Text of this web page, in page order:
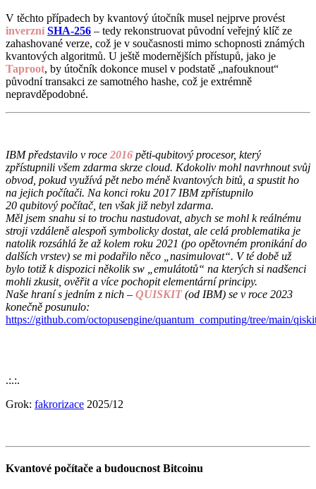
V těchto případech by kvantový útočník musel nejprve provést
inverzníSHA-256 – tedy rekonstruovat původní veřejný klíč ze
zahashované verze, což je v současnosti mimo schopnosti známých
kvantových algoritmů. U ještě modernějších přístupů, jako je
Taproot, by útočník dokonce musel v podstatě „nafouknout“
původní transakci ze samotného hashe, což je extrémně
nepravděpodobné.
IBM představilo v roce 2016 pěti-qubitový procesor, který
zpřístupnili všem zdarma skrze cloud. Kdokoliv mohl navrhnout svůj
obvod, pokud využívá pět nebo méně kvantových bitů, a spustit ho
na jejich počítači. Na konci roku 2017 IBM zpřístupnilo
20 qubitový počítač, ten však již nebyl zdarma.
Měl jsem snahu si to trochu nastudovat, abych se mohl k reálnému
stroji vzdáleně alespoň symbolicky dostat, ale celá problematika je
natolik rozsáhlá že až kolem roku 2021 (po opětovném pronikání do
dalších vrstev) se mi podařilo něco „nasimulovat“. V té době už
bylo totiž k dispozici několik sw „emulátotů“ na kterých si nadšenci
mohli zkusit, ověřit a více pochopit elementární principy.
Naše hraní s jedním z nich – QUISKIT(od IBM) se v roce 2023
konečně posunulo:
https://github.com/octopusengine/quantum_computing/tree/main/
.:.:.
Grok: fakrorizace 2025/12
Kvantové počítače a budoucnost Bitcoinu